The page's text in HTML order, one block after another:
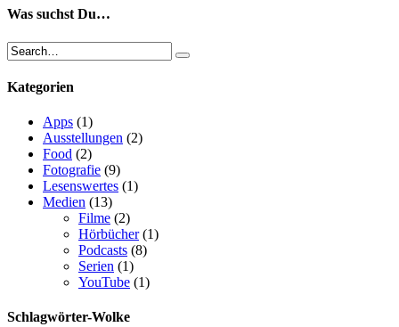
Was suchst Du…
Kategorien
Apps (1)
Ausstellungen (2)
Food (2)
Fotografie (9)
Lesenswertes (1)
Medien (13)
Filme (2)
Hörbücher(1)
Podcasts (8)
Serien (1)
YouTube (1)
Schlagwörter-Wolke